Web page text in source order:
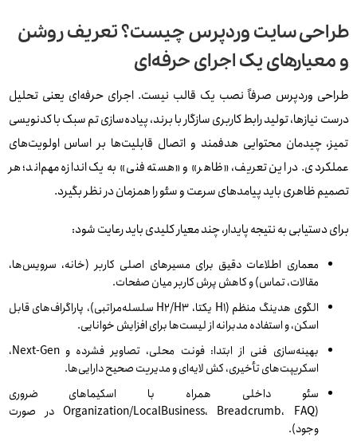
طراحی سایت وردپرس چیست؟ تعریف روشن
و معیارهای یک اجرای حرفه‌ای
طراحی وردپرس صرفاً نصب یک قالب نیست. اجرای حرفه‌ای یعنی تحلیل
درست نیازها، تولید رابط کاربری سازگار با برند، پیاده‌سازی تم سبک با کدنویسی
تمیز، چیدمان محتوایی هدفمند و اتصال قابلیت‌ها بر اساس اولویت‌های
عملکردی. در این تعریف، «ظاهر» و «هسته فنی» به یک اندازه مهم‌اند؛ هر
تصمیم ظاهری باید پیامدهای سرعت و سئو را همزمان در نظر بگیرد.
برای دستیابی به نتیجه پایدار، چند معیار کلیدی باید رعایت شود:
معماری اطلاعات دقیق برای مسیرهای اصلی کاربر (خانه، سرویس‌ها،
مقالات، تماس) و کاهش پرش کاربر میان صفحات.
الگوی هدینگ منظم (H1 یکتا، H2/H3 سلسله‌مراتبی)، پاراگراف‌های قابل
اسکن، و استفاده مدبرانه از لیست‌ها برای افزایش خوانایی.
بهینه‌سازی فنی از ابتدا: فونت محلی، تصاویر فشرده و Next-Gen،
اسکریپت‌های تأخیری، کش لایه‌ای و مدیریت صحیح دارایی‌ها.
سئو داخلی همراه با اسکیماهای ضروری
(Organization/LocalBusiness، Breadcrumb، FAQ در صورت
وجود).